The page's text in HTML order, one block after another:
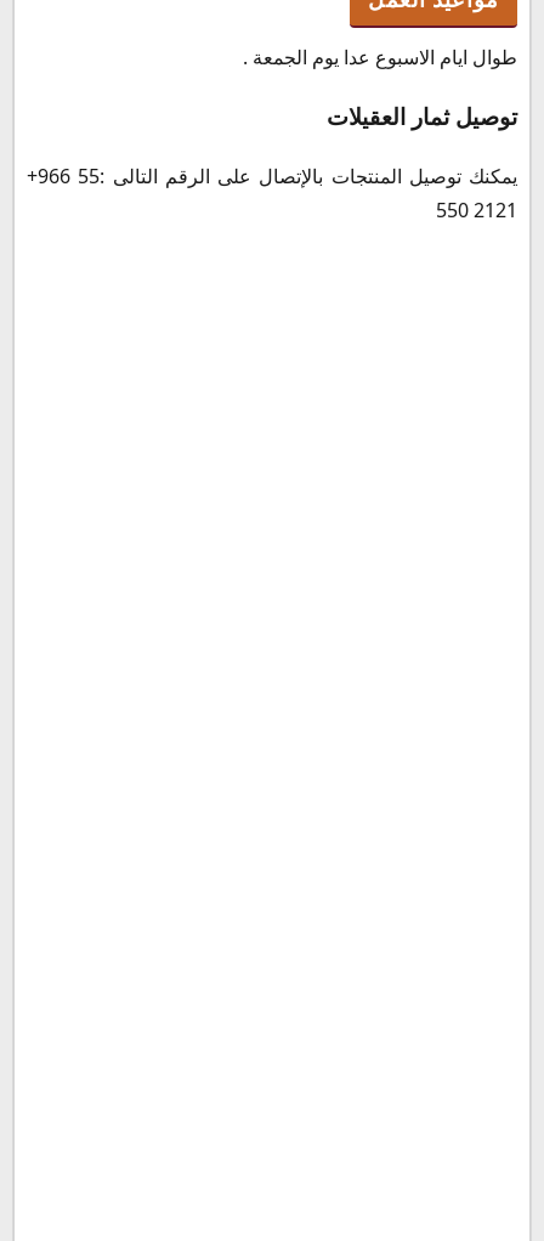
طوال ايام الاسبوع عدا يوم الجمعة .
توصيل ثمار العقيلات
يمكنك توصيل المنتجات بالإتصال على الرقم التالى :+966 55
550 2121